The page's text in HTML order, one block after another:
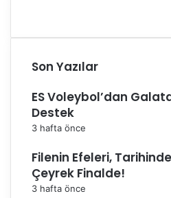
ı
Son Yazılar
ES Voleybol’dan
Destek
3 hafta önce
Filenin Efeleri,
Çeyrek Finalde!
3 hafta önce